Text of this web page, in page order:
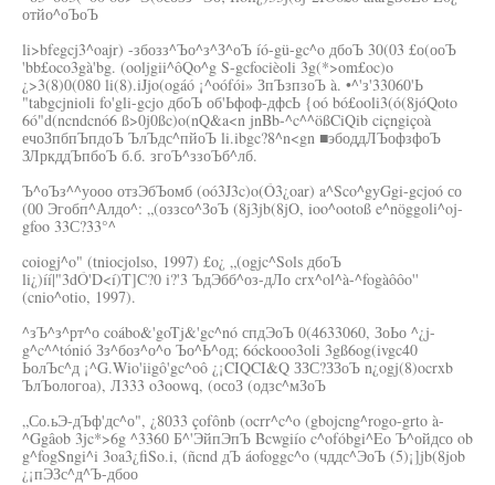
отйо^оЪоЪ
li>bfegcj3^oajr) -збозз^Ъо^з^З^оЪ íó-gü-gc^o дбоЪ 30(03 £о(ооЪ
'bb£oco3gà'bg. (ooljgii^ôQo^g S-gcfocièoli 3g(*>om£oc)o
¿>3(8)0(080 li(8).iJjo(ogáó ¡^oófói» ЗпЪзпзоЪ à. •^'з'33060'Ь
"tabgcjnioli fo'gli-gcjo дбоЪ об'Ьфоф-дфсЬ {oó bó£ooli3(ó(8jóQoto
6ó"d(ncndcnó6 ß>0j0ßc)o(nQ&a<n jnBb-^c^^ößCiQib ciçngiçoà
ечоЗпбпЪпдоЪ ЪлЪдс^пйоЪ li.ibgc?8^n<gn ■эбоддЛЪофзфоЪ
ЗЛркддЪпбоЪ б.б. згоЪ^ззоЪб^лб.
Ъ^оЪз^^уооо отзЭбЪомб (oó3J3c)o(Ó3¿oar) a^Sco^gyGgi-gcjoó со
(00 Эгобп^Алдо^: „(оззсо^ЗоЪ (8j3jb(8jO, ioo^ootoß e^nöggoli^oj-
gfoo 33С?33°^
coiogj^o" (tniocjolso, 1997) £o¿ „(ogjc^Sols дбоЪ
li¿)íí|"3dÓ'D<í)T]C?0 i?'3 ЪдЭбб^оз-дЛо crx^ol^à-^fogàôôo''
(cnio^otio, 1997).
^зЪ^з^рт^о coábo&'goTj&'gc^nó спдЭоЪ 0(4633060, ЗоЬо ^¿j-
g^c^^tónió Зз^боз^о^о Ъо^Ь^од; 6óckooo3oli 3gß6og(ivgc40
ЬолЪс^д ¡^G.Wio'iigô'gc^oô ¿¡CIQCI&Q ЗЗС?ЗЗоЪ n¿ogj(8)ocrxb
ЪлЪологоа), Л333 o3oowq, (осоЗ (одзс^мЗоЪ
„Со.ьЭ-дЪф'дс^о", ¿8033 çofônb (ocrr^c^o (gbojcng^rogo-grto à-
^Ggâob 3jc*>6g ^3360 Б^'ЭйпЭпЪ Bcwgiío c^ofóbgi^Eo Ъ^ойдсо ob
g^fogSngi^i 3oa3¿fiSo.i, (ñcnd дЪ áofoggc^o (чддс^ЭоЪ (5)¡]jb(8job
¿¡пЭЗс^д^Ъ-дбоо